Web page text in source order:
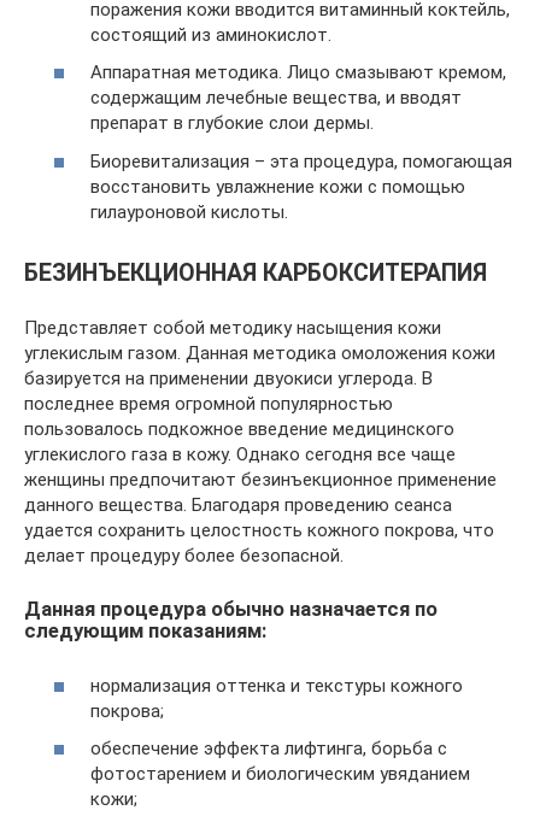
поражения кожи вводится витаминный коктейль,
состоящий из аминокислот.
Аппаратная методика. Лицо смазывают кремом,
содержащим лечебные вещества, и вводят
препарат в глубокие слои дермы.
Биоревитализация – эта процедура, помогающая
восстановить увлажнение кожи с помощью
гилауроновой кислоты.
БЕЗИНЪЕКЦИОННАЯ КАРБОКСИТЕРАПИЯ
Представляет собой методику насыщения кожи
углекислым газом. Данная методика омоложения кожи
базируется на применении двуокиси углерода. В
последнее время огромной популярностью
пользовалось подкожное введение медицинского
углекислого газа в кожу. Однако сегодня все чаще
женщины предпочитают безинъекционное применение
данного вещества. Благодаря проведению сеанса
удается сохранить целостность кожного покрова, что
делает процедуру более безопасной.
Данная процедура обычно назначается по
следующим показаниям:
нормализация оттенка и текстуры кожного
покрова;
обеспечение эффекта лифтинга, борьба с
фотостарением и биологическим увяданием
кожи;